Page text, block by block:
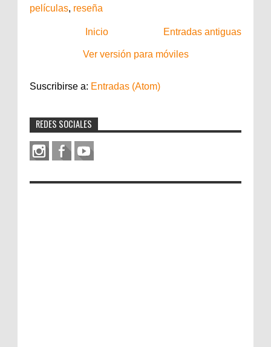
películas, reseña
Entradas antiguas
Inicio
Ver versión para móviles
Suscribirse a: Entradas (Atom)
REDES SOCIALES